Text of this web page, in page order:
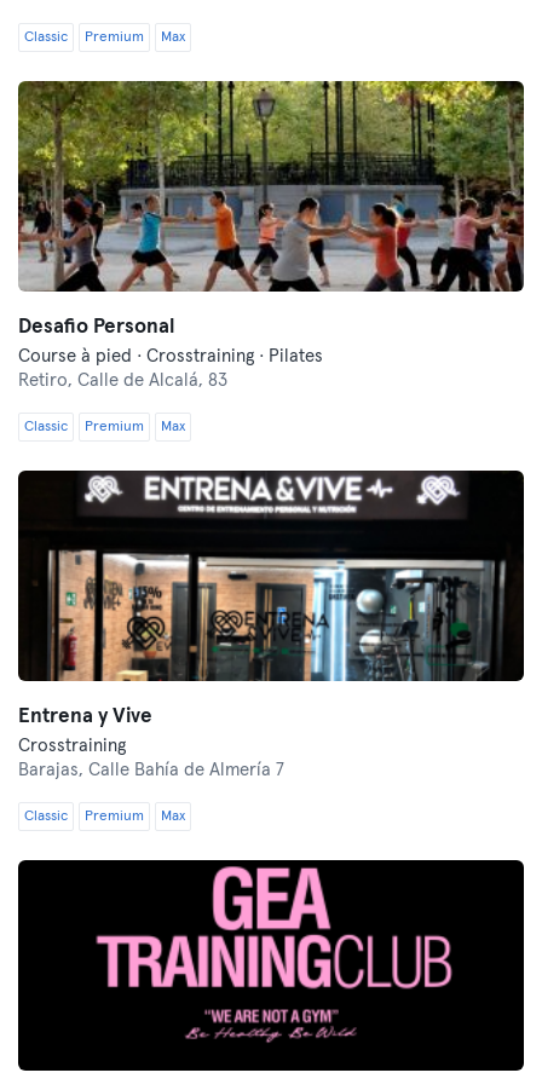
Classic Premium Max
Desafio Personal
Course à pied · Crosstraining · Pilates
Retiro, Calle de Alcalá, 83
Classic Premium Max
Entrena y Vive
Crosstraining
Barajas, Calle Bahía de Almería 7
Classic Premium Max